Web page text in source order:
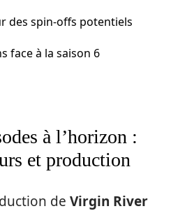
des spin-offs potentiels
face à la saison 6
à l’horizon :
et production
de Virgin River